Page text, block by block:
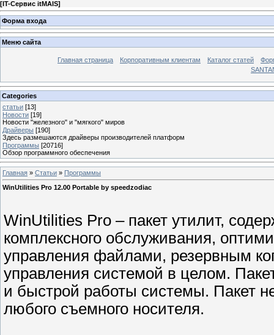
[IT-Сервис itMAIS]
Форма входа
Меню сайта
Главная страница Корпоративным клиентам Каталог статей
Categories
статьи [13]
Новости [19]
Новости "железного" и "мягкого" миров
Драйверы [190]
Здесь размешаются драйверы производителей платформ
Программы [20716]
Обзор программного обеспечения
Главная » Статьи » Программы
WinUtilities Pro 12.00 Portable by speedzodiac
WinUtilities Pro – пакет утилит,
комплексного обслуживания,
управления файлами, резервным
управления системой в целом.
и быстрой работы системы. Пакет
любого съемного носителя.